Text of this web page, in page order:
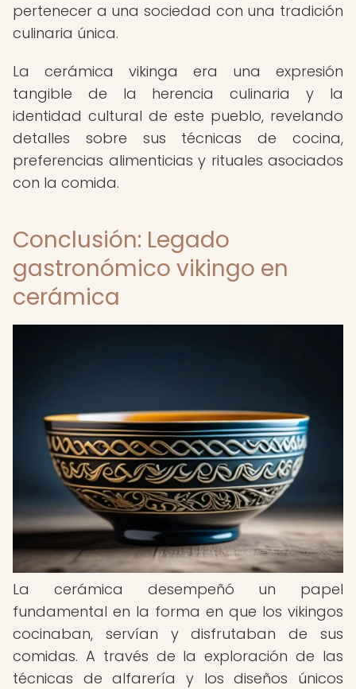
pertenecer a una sociedad con una tradición
culinaria única.
La cerámica vikinga era una expresión
tangible de la herencia culinaria y la
identidad cultural de este pueblo, revelando
detalles sobre sus técnicas de cocina,
preferencias alimenticias y rituales asociados
con la comida.
Conclusión: Legado
gastronómico vikingo en
cerámica
La cerámica desempeñó un papel
fundamental en la forma en que los vikingos
cocinaban, servían y disfrutaban de sus
comidas. A través de la exploración de las
técnicas de alfarería y los diseños únicos